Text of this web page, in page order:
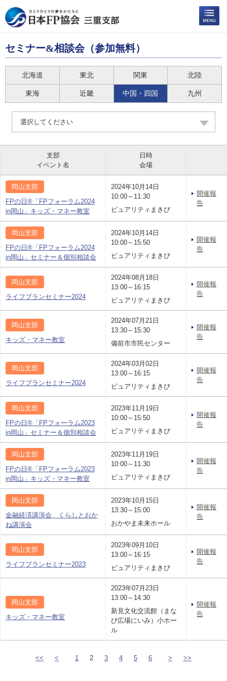
セミナー&相談会（参加無料）
北海道 東北 関東 北陸
東海 近畿 中国・四国 九州
選択してください
支部
イベント名
日時
会場
岡山支部
FPの日®「FPフォーラム2024
in岡山」キッズ・マネー教室
2024年10月14日
10:00～11:30
ピュアリティまきび
開催報
告
岡山支部
FPの日®「FPフォーラム2024
in岡山」セミナー＆個別相談会
2024年10月14日
10:00～15:50
ピュアリティまきび
開催報
告
岡山支部
ライフプランセミナー2024
2024年08月18日
13:00～16:15
ピュアリティまきび
開催報
告
岡山支部
キッズ・マネー教室
2024年07月21日
13:30～15:30
備前市市民センター
開催報
告
岡山支部
ライフプランセミナー2024
2024年03月02日
13:00～16:15
ピュアリティまきび
開催報
告
岡山支部
FPの日®「FPフォーラム2023
in岡山」セミナー＆個別相談会
2023年11月19日
10:00～15:50
ピュアリティまきび
開催報
告
岡山支部
FPの日®「FPフォーラム2023
in岡山」キッズ・マネー教室
2023年11月19日
10:00～11:30
ピュアリティまきび
開催報
告
岡山支部
金融経済講演会 くらしとおか
ね講演会
2023年10月15日
13:30～15:00
おかやま未来ホール
開催報
告
岡山支部
ライフプランセミナー2023
2023年09月10日
13:00～16:15
ピュアリティまきび
開催報
告
岡山支部
キッズ・マネー教室
2023年07月23日
13:00～14:30
新見文化交流館（まな
び広場にいみ）小ホー
ル
開催報
告
<< < 1 2 3 4 5 6 > >>